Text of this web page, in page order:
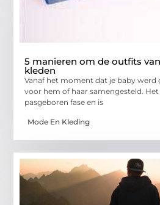
5 manieren om de outfits
kleden
Vanaf het moment dat je baby werd
voor hem of haar samengesteld.
pasgeboren fase en is
Mode En Kleding